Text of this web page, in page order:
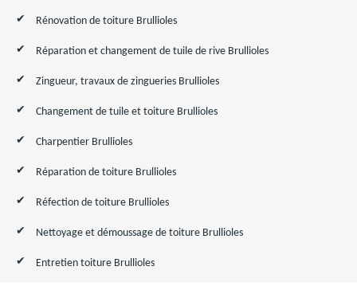
Rénovation de toiture Brullioles
Réparation et changement de tuile de rive Brullioles
Zingueur, travaux de zingueries Brullioles
Changement de tuile et toiture Brullioles
Charpentier Brullioles
Réparation de toiture Brullioles
Réfection de toiture Brullioles
Nettoyage et démoussage de toiture Brullioles
Entretien toiture Brullioles